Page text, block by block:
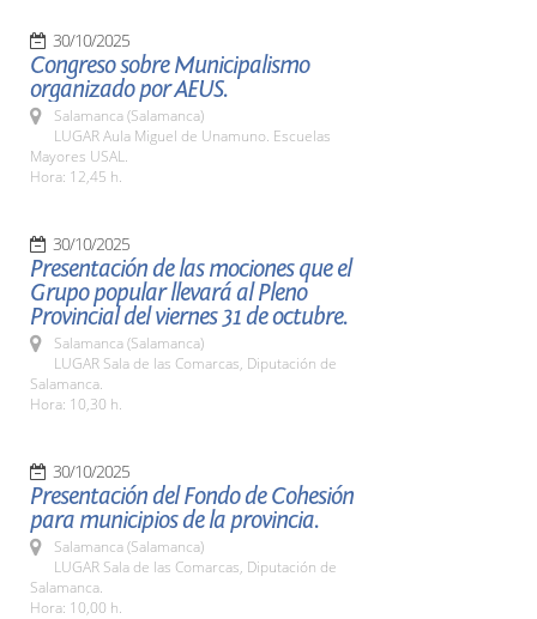
30/10/2025
Congreso sobre Municipalismo
organizado por AEUS.
Salamanca (Salamanca)
LUGAR Aula Miguel de Unamuno. Escuelas
Mayores USAL.
Hora: 12,45 h.
30/10/2025
Presentación de las mociones que el
Grupo popular llevará al Pleno
Provincial del viernes 31 de octubre.
Salamanca (Salamanca)
LUGAR Sala de las Comarcas, Diputación de
Salamanca.
Hora: 10,30 h.
30/10/2025
Presentación del Fondo de Cohesión
para municipios de la provincia.
Salamanca (Salamanca)
LUGAR Sala de las Comarcas, Diputación de
Salamanca.
Hora: 10,00 h.